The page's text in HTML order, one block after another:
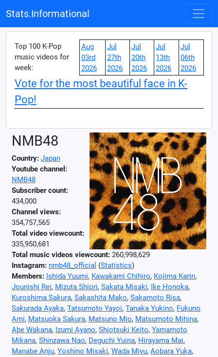
Stats.Informational
Top 100 K-Pop
music videos for
week:
Aug
03rd
2026
Jul
27th
2026
Jul
20th
2026
Jul
13th
2026
Jul
06th
2026
Vote for the most beautiful face in K-
Pop!
NMB48
Country: Japan
Youtube channel:
NMB48
Subscriber count:
434,000
Channel views:
354,757,565
Total video viewcount:
335,950,681
Total music videos viewcount: 260,998,629
Instagram: nmb48_official (Statistics)
Members: Ishida Yuumi, Kawakami Chihiro, Kojima Karin,
Jounishi Rei, Mizuta Shiori, Sakata Misaki, Ike Honoka,
Kuroshima Sakura, Sakashita Mako, Sakamoto Risa,
Sakurada Ayaka, Tatsumoto Yayoi, Tanaka Yukino, Fukuno
Ami, Matsuoka Sakura, Matsuno Mio, Matsumoto Mihina,
Abe Wakana, Izumi Ayano, Shiotsuki Keito, Yamamoto
Mikana, Shinzawa Nao, Deguchi Yuina, Hirayama Mai,
Manabe Anju, Yoshino Misaki, Wada Miyu, Aobara Yuka,